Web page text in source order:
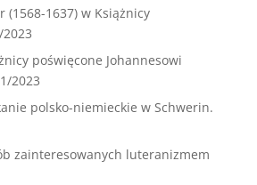
(1568-1637) w Książnicy
poświęcone Johannesowi
2023
polsko-niemieckie w Schwerin.
zainteresowanych luteranizmem